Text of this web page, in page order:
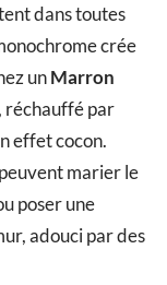
dans toutes
crée
unMarron
réchauffé par
effet cocon.
marier le
poser une
adouci par des